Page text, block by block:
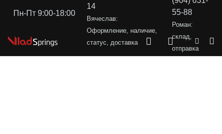
Пн-Пт 9:00-18:00
14
Вячеслав:
Оформление, наличие,
статус, доставка
55-88
Роман:
склад,
отправка